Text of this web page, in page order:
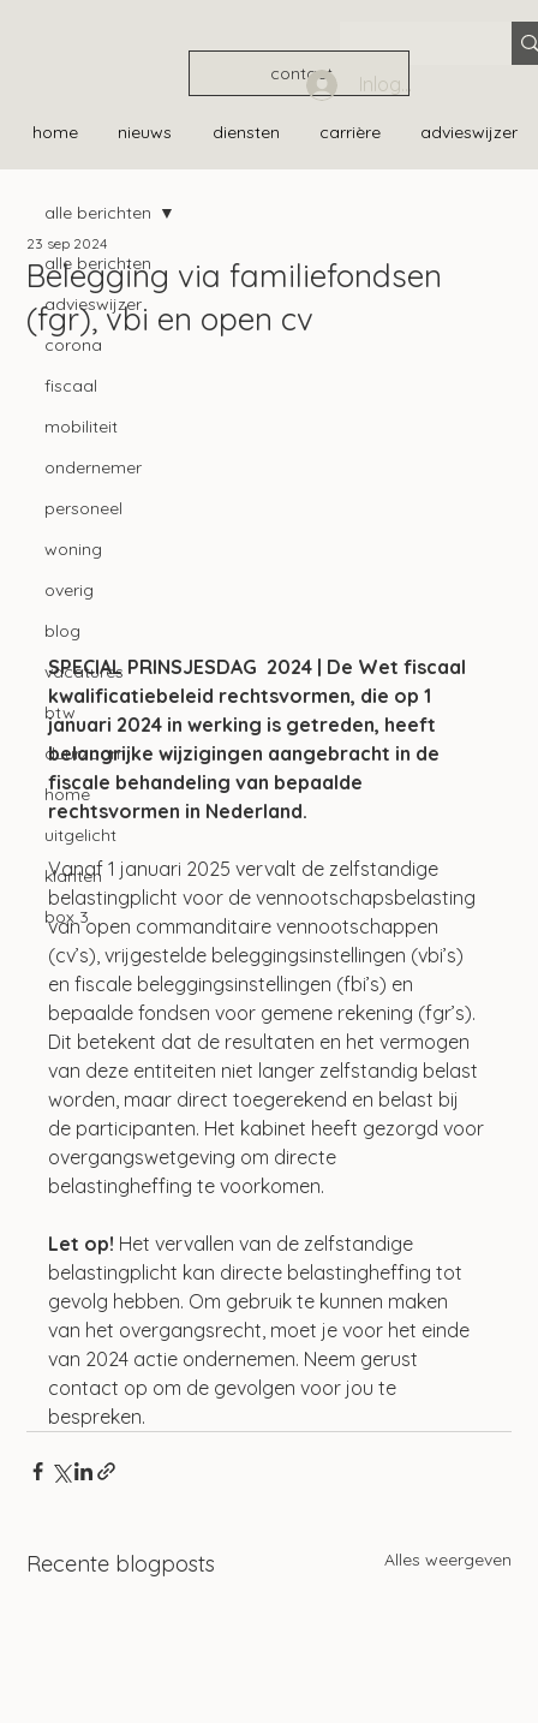
contact
home nieuws diensten carrière advieswijzer
Inloggen
alle berichten
advieswijzer
corona
fiscaal
mobiliteit
ondernemer
personeel
woning
overig
blog
vacatures
btw
duurzaam
home
uitgelicht
klanten
box 3
alle berichten
Belegging via familiefondsen
(fgr), vbi en open cv
23 sep 2024
SPECIAL PRINSJESDAG  2024 | De Wet fiscaal
kwalificatiebeleid rechtsvormen, die op 1
januari 2024 in werking is getreden, heeft
belangrijke wijzigingen aangebracht in de
fiscale behandeling van bepaalde
rechtsvormen in Nederland.
Vanaf 1 januari 2025 vervalt de zelfstandige
belastingplicht voor de vennootschapsbelasting
van open commanditaire vennootschappen
(cv’s), vrijgestelde beleggingsinstellingen (vbi’s)
en fiscale beleggingsinstellingen (fbi’s) en
bepaalde fondsen voor gemene rekening (fgr’s).
Dit betekent dat de resultaten en het vermogen
van deze entiteiten niet langer zelfstandig belast
worden, maar direct toegerekend en belast bij
de participanten. Het kabinet heeft gezorgd voor
overgangswetgeving om directe
belastingheffing te voorkomen.
Let op! Het vervallen van de zelfstandige
belastingplicht kan directe belastingheffing tot
gevolg hebben. Om gebruik te kunnen maken
van het overgangsrecht, moet je voor het einde
van 2024 actie ondernemen. Neem gerust
contact op om de gevolgen voor jou te
bespreken.
Recente blogposts Alles weergeven